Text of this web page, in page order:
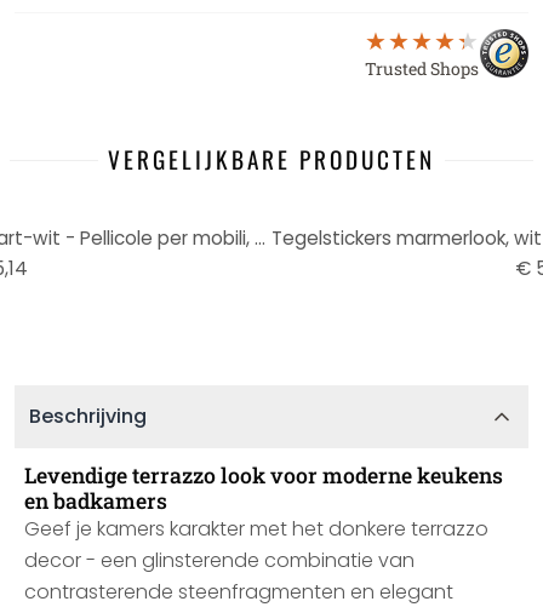
Trusted Shops
VERGELIJKBARE PRODUCTEN
Tegelstickers marmerlook, zwart-wit - Pellicole per mobili, Keukenachterwand, Badkamerfolie
€
Beschrijving
Levendige terrazzo look voor moderne keukens
en badkamers
Geef je kamers karakter met het donkere terrazzo
decor - een glinsterende combinatie van
contrasterende steenfragmenten en elegant